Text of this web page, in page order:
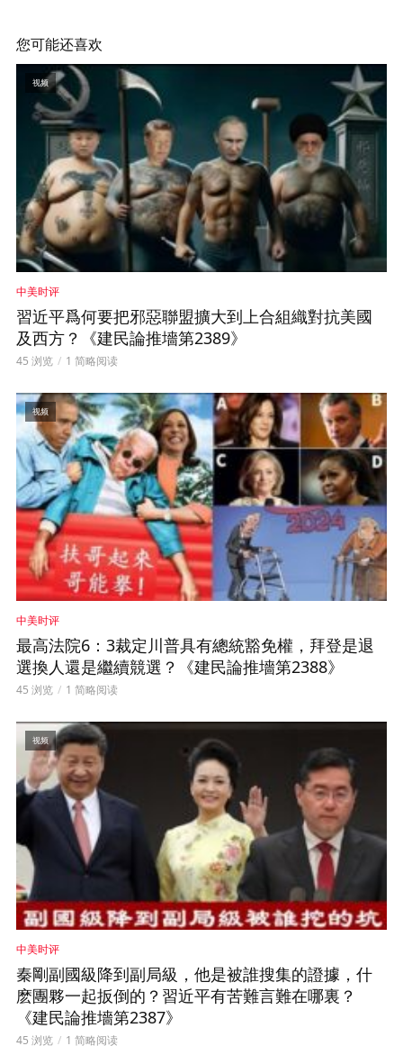
您可能还喜欢
视频
中美时评
習近平爲何要把邪惡聯盟擴大到上合組織對抗美國
及西方？《建民論推墻第2389》
45 浏览 1 简略阅读
视频
中美时评
最高法院6：3裁定川普具有總統豁免權，拜登是退
選換人還是繼續競選？《建民論推墻第2388》
45 浏览 1 简略阅读
视频
中美时评
秦剛副國級降到副局級，他是被誰搜集的證據，什
麽團夥一起扳倒的？習近平有苦難言難在哪裏？
《建民論推墻第2387》
45 浏览 1 简略阅读